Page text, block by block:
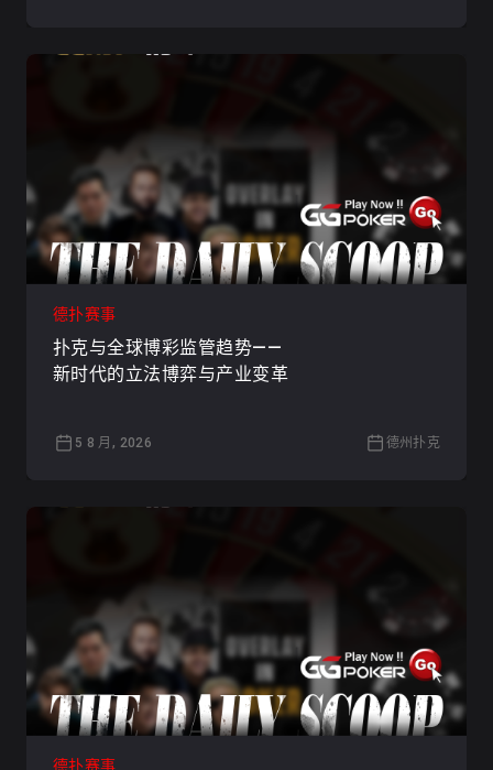
德扑赛事
扑克与全球博彩监管趋势——
新时代的立法博弈与产业变革
5 8 月, 2026 德州扑克
德扑赛事